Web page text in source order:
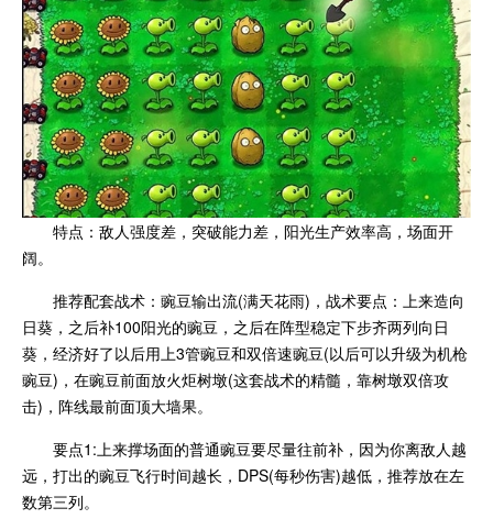
特点：敌人强度差，突破能力差，阳光生产效率高，场面开
阔。
推荐配套战术：豌豆输出流(满天花雨)，战术要点：上来造向
日葵，之后补100阳光的豌豆，之后在阵型稳定下步齐两列向日
葵，经济好了以后用上3管豌豆和双倍速豌豆(以后可以升级为机枪
豌豆)，在豌豆前面放火炬树墩(这套战术的精髓，靠树墩双倍攻
击)，阵线最前面顶大墙果。
要点1:上来撑场面的普通豌豆要尽量往前补，因为你离敌人越
远，打出的豌豆飞行时间越长，DPS(每秒伤害)越低，推荐放在左
数第三列。